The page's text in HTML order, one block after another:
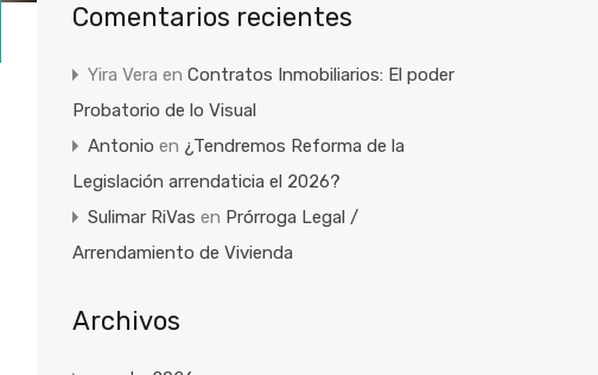
Comentarios recientes
Yira Vera en Contratos Inmobiliarios: El poder
Probatorio de lo Visual
Antonio en ¿Tendremos Reforma de la
Legislación arrendaticia el 2026?
Sulimar RiVas en Prórroga Legal /
Arrendamiento de Vivienda
Archivos